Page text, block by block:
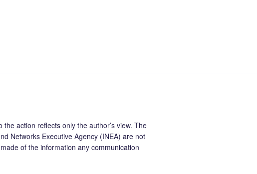
action reflects only the author’s view. The
Networks Executive Agency (INEA) are not
of the information any communication